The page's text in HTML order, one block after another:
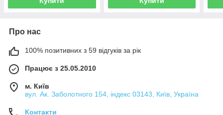
Про нас
100% позитивних з 59 відгуків за рік
Працює з 25.05.2010
м. Київ
вул. Ак. Заболотного 154, індекс 03143, Київ, Україна
Контакти